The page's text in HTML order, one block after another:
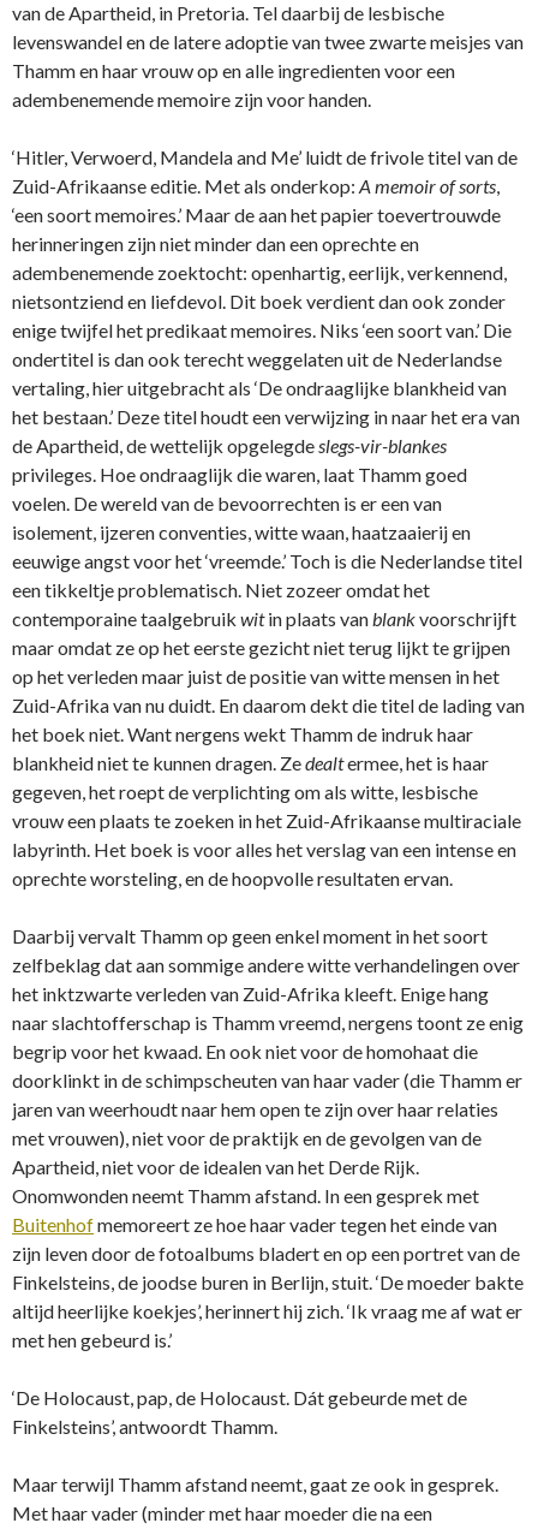
van de Apartheid, in Pretoria. Tel daarbij de lesbische
levenswandel en de latere adoptie van twee zwarte meisjes van
Thamm en haar vrouw op en alle ingredienten voor een
adembenemende memoire zijn voor handen.
‘Hitler, Verwoerd, Mandela and Me’ luidt de frivole titel van de
Zuid-Afrikaanse editie. Met als onderkop: A memoir of sorts,
‘een soort memoires.’ Maar de aan het papier toevertrouwde
herinneringen zijn niet minder dan een oprechte en
adembenemende zoektocht: openhartig, eerlijk, verkennend,
nietsontziend en liefdevol. Dit boek verdient dan ook zonder
enige twijfel het predikaat memoires. Niks ‘een soort van.’ Die
ondertitel is dan ook terecht weggelaten uit de Nederlandse
vertaling, hier uitgebracht als ‘De ondraaglijke blankheid van
het bestaan.’ Deze titel houdt een verwijzing in naar het era van
de Apartheid, de wettelijk opgelegdeslegs-vir-blankes
privileges. Hoe ondraaglijk die waren, laat Thamm goed
voelen. De wereld van de bevoorrechten is er een van
isolement, ijzeren conventies, witte waan, haatzaaierij en
eeuwige angst voor het ‘vreemde.’ Toch is die Nederlandse titel
een tikkeltje problematisch. Niet zozeer omdat het
contemporaine taalgebruik witin plaats vanblankvoorschrijft
maar omdat ze op het eerste gezicht niet terug lijkt te grijpen
op het verleden maar juist de positie van witte mensen in het
Zuid-Afrika van nu duidt. En daarom dekt die titel de lading van
het boek niet. Want nergens wekt Thamm de indruk haar
blankheid niet te kunnen dragen. Zedealtermee, het is haar
gegeven, het roept de verplichting om als witte, lesbische
vrouw een plaats te zoeken in het Zuid-Afrikaanse multiraciale
labyrinth. Het boek is voor alles het verslag van een intense en
oprechte worsteling, en de hoopvolle resultaten ervan.
Daarbij vervalt Thamm op geen enkel moment in het soort
zelfbeklag dat aan sommige andere witte verhandelingen over
het inktzwarte verleden van Zuid-Afrika kleeft. Enige hang
naar slachtofferschap is Thamm vreemd, nergens toont ze enig
begrip voor het kwaad. En ook niet voor de homohaat die
doorklinkt in de schimpscheuten van haar vader (die Thamm er
jaren van weerhoudt naar hem open te zijn over haar relaties
met vrouwen), niet voor de praktijk en de gevolgen van de
Apartheid, niet voor de idealen van het Derde Rijk.
Onomwonden neemt Thamm afstand. In een gesprek met
Buitenhofmemoreert ze hoe haar vader tegen het einde van
zijn leven door de fotoalbums bladert en op een portret van de
Finkelsteins, de joodse buren in Berlijn, stuit. ‘De moeder bakte
altijd heerlijke koekjes’, herinnert hij zich. ‘Ik vraag me af wat er
met hen gebeurd is.’
‘De Holocaust, pap, de Holocaust. Dát gebeurde met de
Finkelsteins’, antwoordt Thamm.
Maar terwijl Thamm afstand neemt, gaat ze ook in gesprek.
Met haar vader (minder met haar moeder die na een